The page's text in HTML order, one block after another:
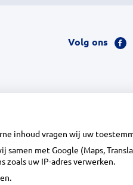
Volg ons
inhoud vragen wij uw
met Google (Maps,
zoals uw IP-adres verwerken.